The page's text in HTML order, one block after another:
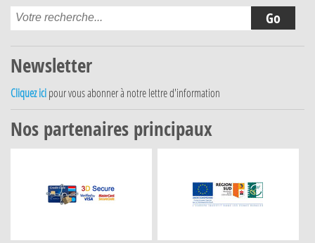
Newsletter
Cliquez ici pour vous abonner à notre lettre d'information
Nos partenaires principaux